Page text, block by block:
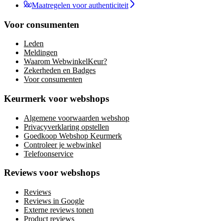
Maatregelen voor authenticiteit
Voor consumenten
Leden
Meldingen
Waarom WebwinkelKeur?
Zekerheden en Badges
Voor consumenten
Keurmerk voor webshops
Algemene voorwaarden webshop
Privacyverklaring opstellen
Goedkoop Webshop Keurmerk
Controleer je webwinkel
Telefoonservice
Reviews voor webshops
Reviews
Reviews in Google
Externe reviews tonen
Product reviews